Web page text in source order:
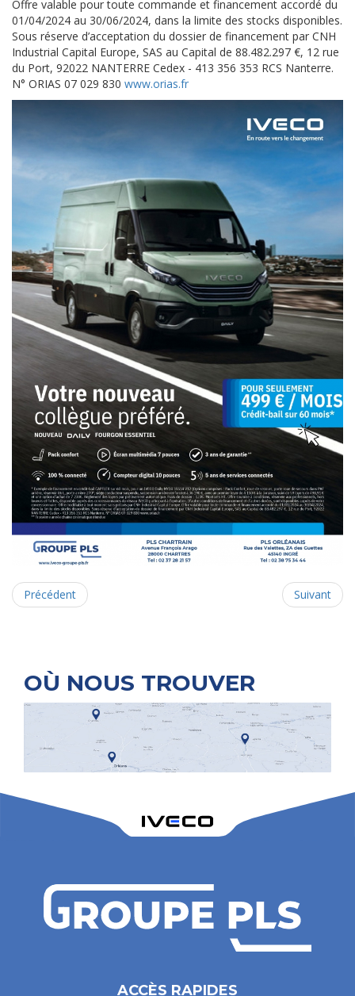
Offre valable pour toute commande et financement accordé du
01/04/2024 au 30/06/2024, dans la limite des stocks disponibles.
Sous réserve d’acceptation du dossier de financement par CNH
Industrial Capital Europe, SAS au Capital de 88.482.297 €, 12 rue
du Port, 92022 NANTERRE Cedex - 413 356 353 RCS Nanterre.
N° ORIAS 07 029 830 www.orias.fr
Précédent Suivant
OÙ NOUS TROUVER
ACCÈS RAPIDES